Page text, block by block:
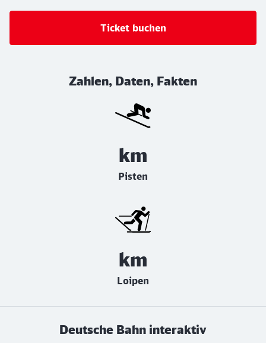
Ticket buchen
Zahlen, Daten, Fakten
km
Pisten
km
Loipen
Deutsche Bahn interaktiv